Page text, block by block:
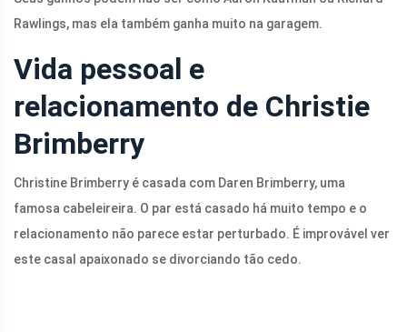
Rawlings, mas ela também ganha muito na garagem.
Vida pessoal e
relacionamento de Christie
Brimberry
Christine Brimberry é casada com Daren Brimberry, uma
famosa cabeleireira. O par está casado há muito tempo e o
relacionamento não parece estar perturbado. É improvável ver
este casal apaixonado se divorciando tão cedo.